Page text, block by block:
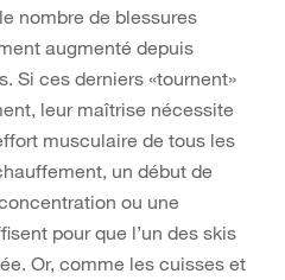
nombre de blessures
augmenté depuis
Si ces derniers «tournent»
leur maîtrise nécessite
musculaire de tous les
un début de
ou une
pour que l’un des skis
Or, comme les cuisses et